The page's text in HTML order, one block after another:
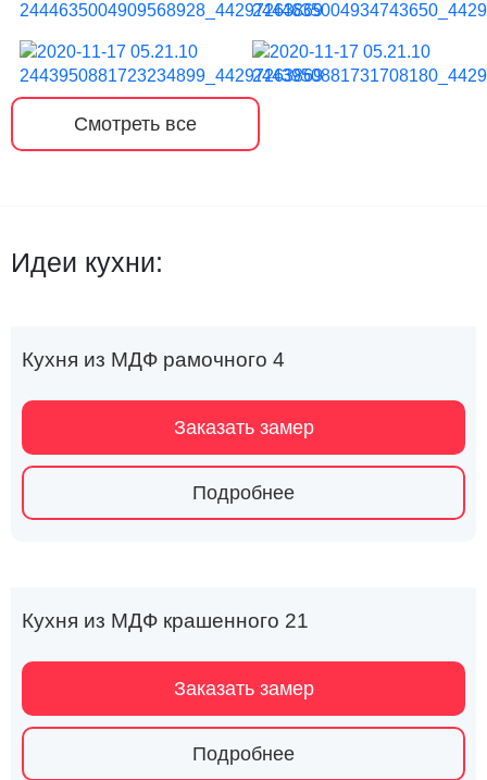
Смотреть все
Идеи кухни:
Кухня из МДФ рамочного 4
Заказать замер
Подробнее
Кухня из МДФ крашенного 21
Заказать замер
Подробнее